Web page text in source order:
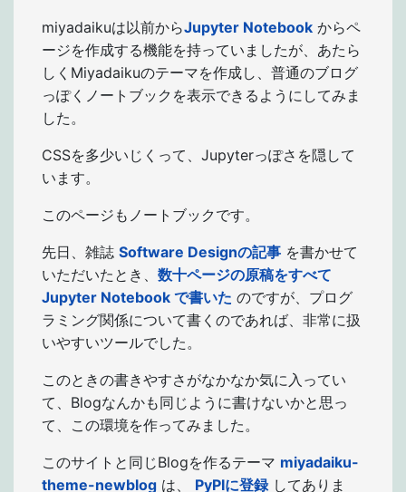
miyadaikuは以前からJupyter Notebook からペ
ージを作成する機能を持っていましたが、あたら
しくMiyadaikuのテーマを作成し、普通のブログ
っぽくノートブックを表示できるようにしてみま
した。
CSSを多少いじくって、Jupyterっぽさを隠して
います。
このページもノートブックです。
先日、雑誌 Software Designの記事 を書かせて
いただいたとき、 数十ページの原稿をすべて
Jupyter Notebook で書いた のですが、プログ
ラミング関係について書くのであれば、非常に扱
いやすいツールでした。
このときの書きやすさがなかなか気に入ってい
て、Blogなんかも同じように書けないかと思っ
て、この環境を作ってみました。
このサイトと同じBlogを作るテーマ miyadaiku-
theme-newblog は、 PyPIに登録してありま